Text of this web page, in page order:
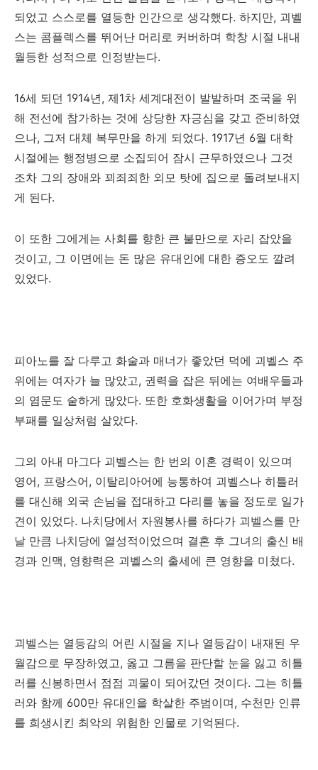
되었고 스스로를 열등한 인간으로 생각했다. 하지만, 괴벨
스는 콤플렉스를 뛰어난 머리로 커버하며 학창 시절 내내
월등한 성적으로 인정받는다.
16세 되던 1914년, 제1차 세계대전이 발발하며 조국을 위
해 전선에 참가하는 것에 상당한 자긍심을 갖고 준비하였
으나, 그저 대체 복무만을 하게 되었다. 1917년 6월 대학
시절에는 행정병으로 소집되어 잠시 근무하였으나 그것
조차 그의 장애와 꾀죄죄한 외모 탓에 집으로 돌려보내지
게 된다.
이 또한 그에게는 사회를 향한 큰 불만으로 자리 잡았을
것이고, 그 이면에는 돈 많은 유대인에 대한 증오도 깔려
있었다.
피아노를 잘 다루고 화술과 매너가 좋았던 덕에 괴벨스 주
위에는 여자가 늘 많았고, 권력을 잡은 뒤에는 여배우들과
의 염문도 숱하게 많았다. 또한 호화생활을 이어가며 부정
부패를 일상처럼 살았다.
그의 아내 마그다 괴벨스는 한 번의 이혼 경력이 있으며
영어, 프랑스어, 이탈리아어에 능통하여 괴벨스나 히틀러
를 대신해 외국 손님을 접대하고 다리를 놓을 정도로 일가
견이 있었다. 나치당에서 자원봉사를 하다가 괴벨스를 만
날 만큼 나치당에 열성적이었으며 결혼 후 그녀의 출신 배
경과 인맥, 영향력은 괴벨스의 출세에 큰 영향을 미쳤다.
괴벨스는 열등감의 어린 시절을 지나 열등감이 내재된 우
월감으로 무장하였고, 옳고 그름을 판단할 눈을 잃고 히틀
러를 신봉하면서 점점 괴물이 되어갔던 것이다. 그는 히틀
러와 함께 600만 유대인을 학살한 주범이며, 수천만 인류
를 희생시킨 최악의 위험한 인물로 기억된다.